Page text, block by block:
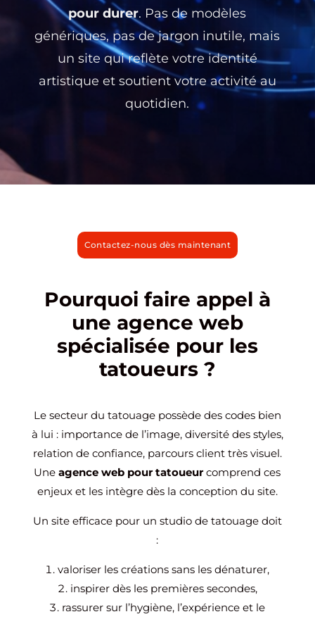
pour durer. Pas de modèles
génériques, pas de jargon inutile, mais
un site qui reflète votre identité
artistique et soutient votre activité au
quotidien.
Contactez-nous dès maintenant
Pourquoi faire appel à
une agence web
spécialisée pour les
tatoueurs ?
Le secteur du tatouage possède des codes bien
à lui : importance de l’image, diversité des styles,
relation de confiance, parcours client très visuel.
Uneagence web pour tatoueurcomprend ces
enjeux et les intègre dès la conception du site.
Un site efficace pour un studio de tatouage doit
:
valoriser les créations sans les dénaturer,
inspirer dès les premières secondes,
rassurer sur l’hygiène, l’expérience et le